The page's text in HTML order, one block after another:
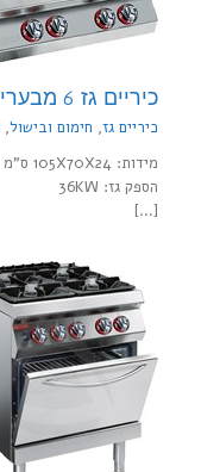
כיריים גז 6 מבערים 36kw שולחני
כיריים גז, חימום ובישול,
מידות: 105X70X24 ס"מ
הספק גז: 36KW
[…]